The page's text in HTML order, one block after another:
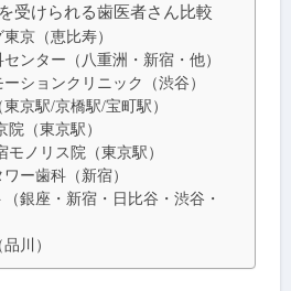
受けられる歯医者さん比較
京（恵比寿）
ンター（八重洲・新宿・他）
ションクリニック（渋谷）
京駅/京橋駅/宝町駅）
院（東京駅）
モノリス院（東京駅）
ー歯科（新宿）
銀座・新宿・日比谷・渋谷・
川）